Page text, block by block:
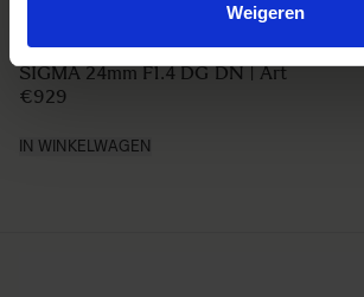
Weigeren
ART
SIGMA 24mm F1.4 DG DN | Art
€929
IN WINKELWAGEN